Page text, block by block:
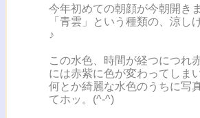
今年初めての朝顔が今朝開き
「青雲」という種類の、涼し
♪
この水色、時間が経つにつれ
には赤紫に色が変わってしま
何とか綺麗な水色のうちに写
てホッ。(^-^)